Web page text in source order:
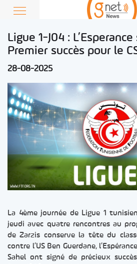
Ligue 1-J04 :
Premier succès pour le
28-08-2025
La 4ème journée de Ligue 1
jeudi avec quatre rencontres au
de Zarzis conserve la tête du
contre l’US Ben Guerdane,
Sahel ont signé de précieux